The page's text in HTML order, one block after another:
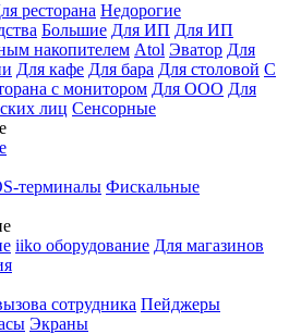
ресторана Недорогие
Большие Для ИП Для ИП
накопителем Atol Эватор Для
Для кафе Для бара Для столовой С
с монитором Для ООО Для
лиц Сенсорные
терминалы Фискальные
iiko оборудование Для магазинов
сотрудника Пейджеры
Экраны